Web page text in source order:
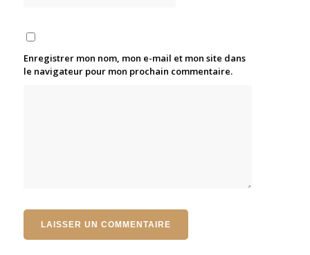
Enregistrer mon nom, mon e-mail et mon site dans
le navigateur pour mon prochain commentaire.